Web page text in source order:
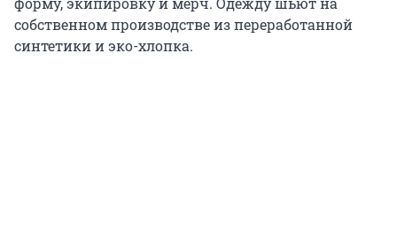
собственном производстве из переработанной
синтетики и эко-хлопка.